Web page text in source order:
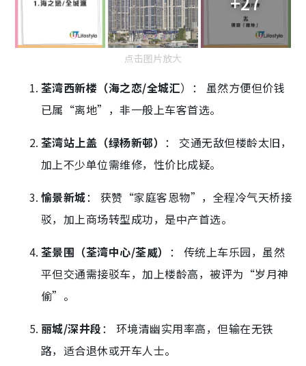
点击图片放大
荃湾西新楼（海之恋/全城汇）： 虽然方便但价钱
已属“离地”，非一般上车客首选。
荃湾站上盖（绿杨新邨） ： 交通无敌但楼龄太旧，
加上不少单位需维修，性价比成疑。
愉景新城： 获赞“家庭客恩物”，全程冷气天桥接
驳，加上商场转型成功，是中产首选。
荃景围（荃湾中心/荃威） ： 传统上车乐园，虽然
平但交通需接驳车，加上楼龄高，被评为“岁月神
偷”。
丽城/深井段： 环境清幽实用率高，但输在无铁
路，适合退休或开车人士。